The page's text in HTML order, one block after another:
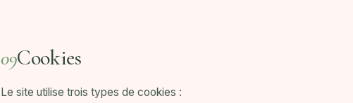
09Cookies
Le site utilise trois types de cookies :